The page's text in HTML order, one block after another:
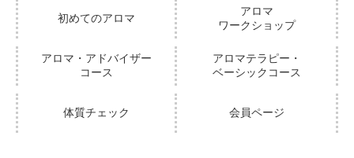
初めてのアロマ
アロマ
ワークショップ
アロマ・アドバイザー
コース
アロマテラピー・
ベーシックコース
体質チェック 会員ページ